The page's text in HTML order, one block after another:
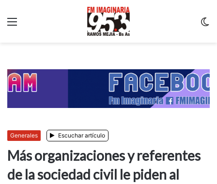
Generales Escuchar artículo
Más organizaciones y referentes
de la sociedad civil le piden al